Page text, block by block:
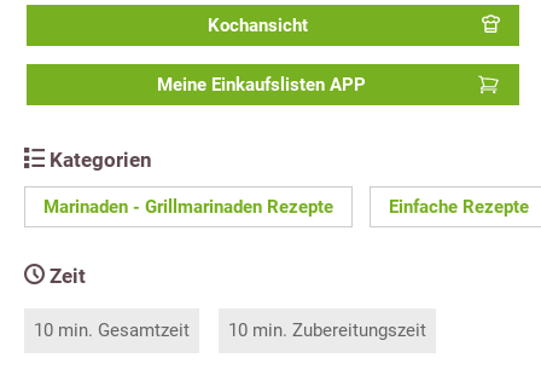
Kochansicht
Meine Einkaufslisten APP
Kategorien
Marinaden - Grillmarinaden Rezepte Einfache Rezepte
Zeit
10 min. Gesamtzeit 10 min. Zubereitungszeit